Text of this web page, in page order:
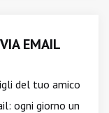
EMAIL
del tuo amico
ogni giorno un